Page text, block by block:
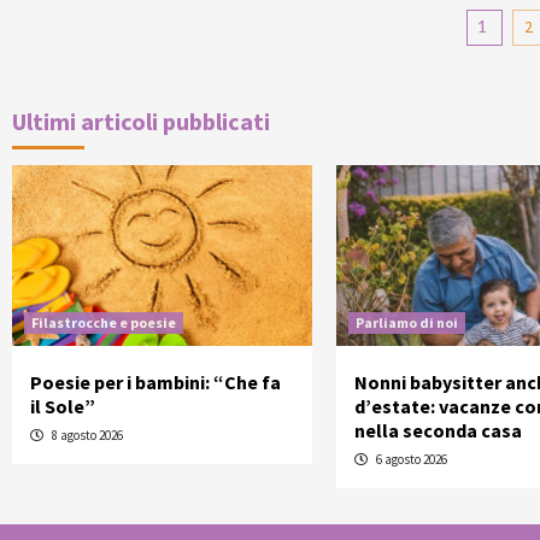
1 2
Ultimi articoli pubblicati
Filastrocche e poesie
Poesie per i bambini: “Che fa
il Sole”
8 agosto 2026
Parliamo di noi
Nonni babysitter
d’estate: vacanze
nella seconda casa
6 agosto 2026